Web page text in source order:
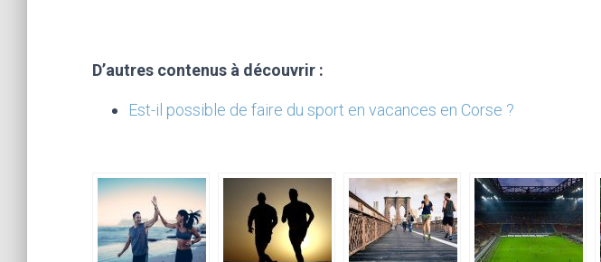
D’autres contenus à découvrir :
Est-il possible de faire du sport en vacances en Corse ?